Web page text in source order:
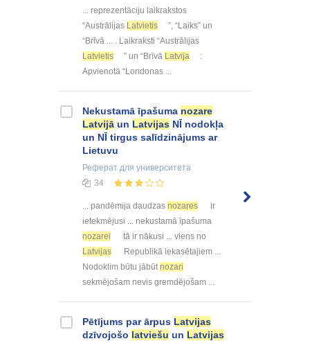
... reprezentāciju laikrakstos
“Austrālijas Latvietis
”, “Laiks” un
“Brīvā ... . Laikraksti “Austrālijas
Latvietis
” un “Brīvā Latvija
:
Apvienotā “Londonas ...
Nekustamā īpašuma nozare
Latvijā un Latvijas NĪ nodokļa
un NĪ tirgus salīdzinājums ar
Lietuvu
Реферат для университета
34
... pandēmija daudzas nozares
ir
ietekmējusi ... nekustamā īpašuma
nozarei
tā ir nākusi ... viens no
Latvijas
Republikā iekasētajiem ...
Nodoklim būtu jābūt nozari
sekmējošam nevis gremdējošam ...
Pētījums par ārpus Latvijas
dzīvojošo latviešu un Latvijas